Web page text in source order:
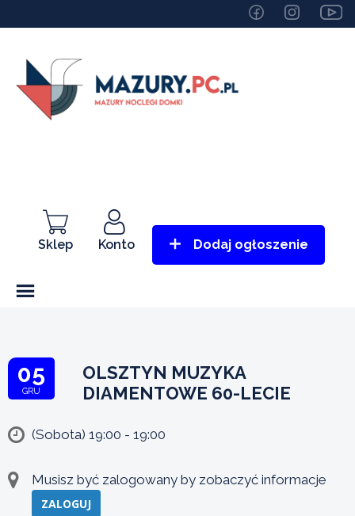
Sklep Konto Dodaj ogłoszenie
05
GRU
OLSZTYN MUZYKA
DIAMENTOWE 60-LECIE
(Sobota) 19:00 - 19:00
Musisz być zalogowany by zobaczyć informacje
ZALOGUJ